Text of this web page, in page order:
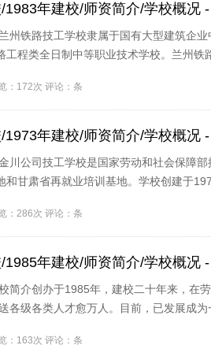
1983年建校/师资简介/学校概况
州铁路技工学校隶属于国有大型建筑企
工程类全日制中等职业技术学校。兰州
：172次 评论：条
年建校/师资简介/学校概况
川公司技工学校是国家劳动和社会保障
和甘肃省再就业培训基地。学校创建于
：286次 评论：条
年建校/师资简介/学校概况
简介创办于1985年，建校二十年来，在
各级各类人才愈万人。目前，已发展成
：163次 评论：条